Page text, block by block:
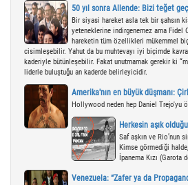
50 yıl sonra Allende: Bizi teğet
Bir siyasi hareket asla tek bir şahsın
yeteneklerine indirgenemez ama Fidel
hareketin tüm özellikleri mükemmel
cisimleşebilir. Yahut da bu muhtevayı iyi biçimde
kaderiyle bütünleşebilir. Fakat unutmamak gerekir ki
liderle buluştuğu an kaderde belirleyicidir.
Amerika'nın en büyük düşmanı:
Hollywood neden hep Daniel Trejo'yu
Herkesin aşık
Saf aşkın ve Rio’nun
Kimse görmediği
İpanema Kızı (Garota
Venezuela: “Zafer ya da